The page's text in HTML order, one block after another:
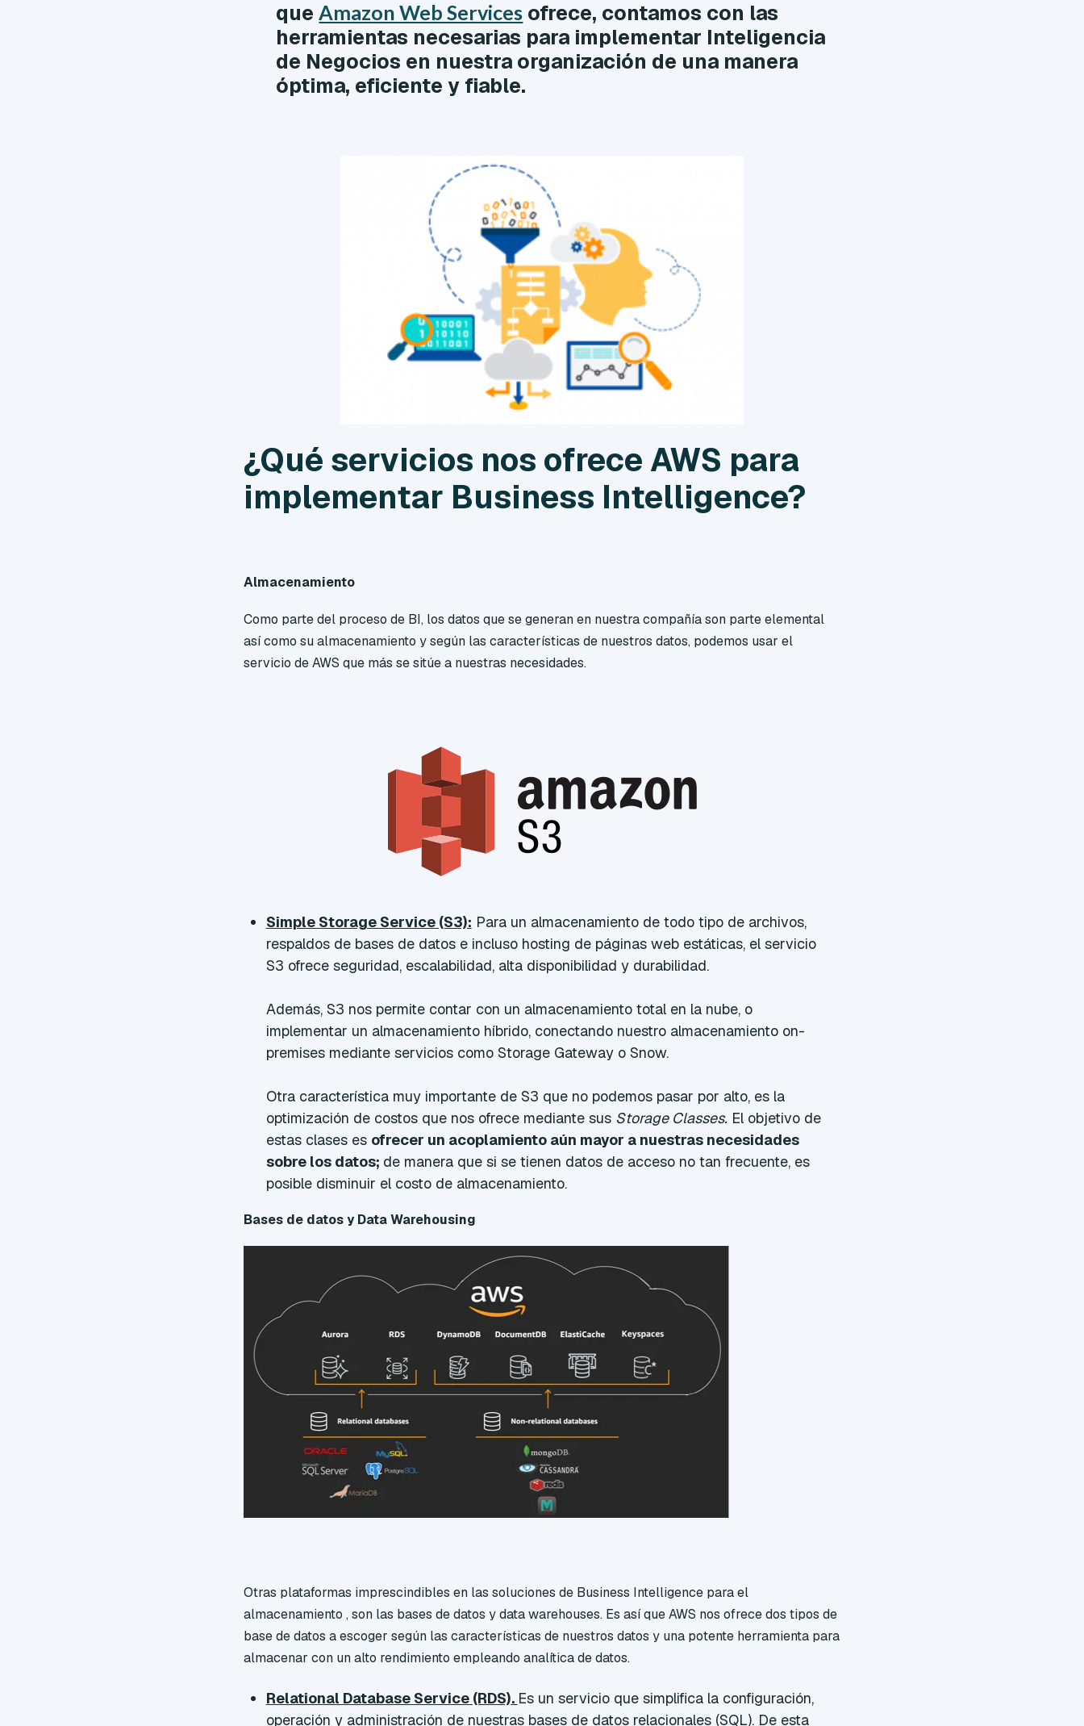
queAmazon Web Services ofrece, contamos con las
herramientas necesarias para implementar Inteligencia
de Negocios en nuestra organización de una manera
óptima, eficiente y fiable.
¿Qué servicios nos ofrece AWS para
implementar Business Intelligence?
Almacenamiento
Como parte del proceso de BI, los datos que se generan en nuestra compañía son parte elemental
así como su almacenamiento y según las características de nuestros datos, podemos usar el
servicio de AWS que más se sitúe a nuestras necesidades.
Simple Storage Service (S3): Para un almacenamiento de todo tipo de archivos,
respaldos de bases de datos e incluso hosting de páginas web estáticas, el servicio
S3 ofrece seguridad, escalabilidad, alta disponibilidad y durabilidad.
Además, S3 nos permite contar con un almacenamiento total en la nube, o
implementar un almacenamiento híbrido, conectando nuestro almacenamiento on-
premises mediante servicios como Storage Gateway o Snow.
Otra característica muy importante de S3 que no podemos pasar por alto, es la
optimización de costos que nos ofrece mediante sus Storage Classes.El objetivo de
estas clases es ofrecer un acoplamiento aún mayor a nuestras necesidades
sobre los datos; de manera que si se tienen datos de acceso no tan frecuente, es
posible disminuir el costo de almacenamiento.
Bases de datos y Data Warehousing
Otras plataformas imprescindibles en las soluciones de Business Intelligence para el
almacenamiento , son las bases de datos y data warehouses. Es así que AWS nos ofrece dos tipos de
base de datos a escoger según las características de nuestros datos y una potente herramienta para
almacenar con un alto rendimiento empleando analítica de datos.
Relational Database Service (RDS). Es un servicio que simplifica la configuración,
operación y administración de nuestras bases de datos relacionales (SQL). De esta